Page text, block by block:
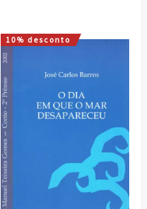
10% desconto
O
original
O
atual
2,25 €.